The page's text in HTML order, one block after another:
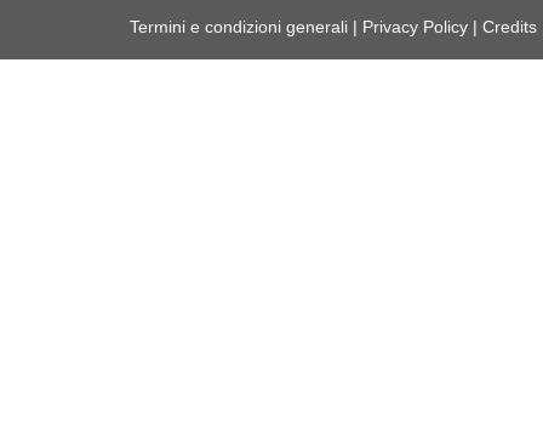
Termini e condizioni generali Privacy Policy Credits